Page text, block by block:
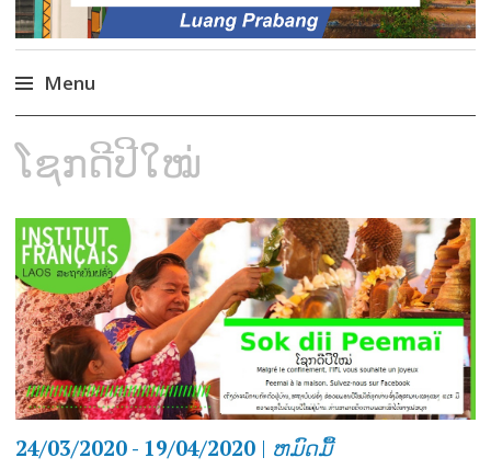
Menu
to
content
ໂຊກດີປີໃໝ່
24/03/2020 - 19/04/2020| ຫມົດ​ມື້